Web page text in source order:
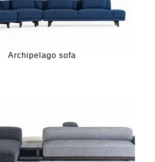
Archipelago sofa